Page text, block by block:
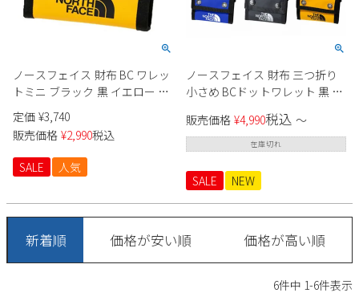
17 18 20 21
22
25
2026 年9月
日 金
3 4
5
6
10 11
12
13
17 18
20
21 22 23 24 25
26
27
28 29 30
ノースフェイス 財布 BC ワレッ
トミニ ブラック 黒 イエロー ブ
ルー レッド NM82320 小銭入れ
コインケース コンパクト THE
NORTH FACE ネコポス
定価 ¥3,740
販売価格 ¥2,990税込
SALE
人気
ノースフェイス 財布 三つ折り
小さめ BCドットワレット 黒 ウ
れ NM82319 ブラック イエロー
レッド ブルー THE NORTH
販売価格 ¥4,990税込 〜
在庫切れ
SALE NEW
新着順 価格が安い順 価格が高い順
6件中 1-6件表示